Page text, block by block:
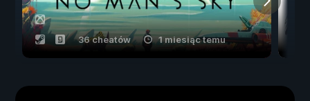
36 cheatów 1 miesiąc temu